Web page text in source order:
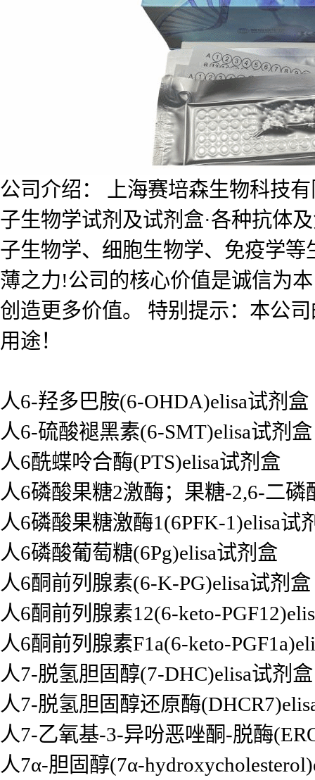
公司介绍： 上海赛培森生物科技有
子生物学试剂及试剂盒·各种抗体
子生物学、细胞生物学、免疫学
薄之力!公司的核心价值是诚信为
创造更多价值。 特别提示：本公
用途！
人6-羟多巴胺(6-OHDA)elisa试剂盒
人6-硫酸褪黑素(6-SMT)elisa试剂盒
人6酰蝶呤合酶(PTS)elisa试剂盒
人6磷酸果糖2激酶；果糖-2,6-二磷
人6磷酸果糖激酶1(6PFK-1)elisa试
人6磷酸葡萄糖(6Pg)elisa试剂盒
人6酮前列腺素(6-K-PG)elisa试剂盒
人6酮前列腺素12(6-keto-
人6酮前列腺素F1a(6-keto-
人7-脱氢胆固醇(7-DHC)elisa试剂盒
人7-脱氢胆固醇还原酶
人7-乙氧基-3-异吩恶唑酮-脱酶
人7α-胆固醇(7α-